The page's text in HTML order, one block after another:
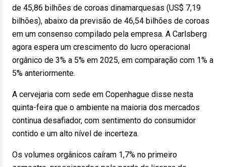
de 45,86 bilhões de coroas dinamarquesas (US$ 7,19
bilhões), abaixo da previsão de 46,54 bilhões de coroas
em um consenso compilado pela empresa. A Carlsberg
agora espera um crescimento do lucro operacional
orgânico de 3% a 5% em 2025, em comparação com 1% a
5% anteriormente.
A cervejaria com sede em Copenhague disse nesta
quinta-feira que o ambiente na maioria dos mercados
continua desafiador, com sentimento do consumidor
contido e um alto nível de incerteza.
Os volumes orgânicos caíram 1,7% no primeiro